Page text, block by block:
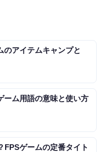
のアイテムキャンプと
ーム用語の意味と使い方
FPSゲームの定番タイト